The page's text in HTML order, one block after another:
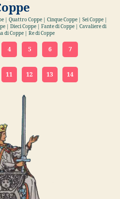
| Quattro Coppe | Cinque Coppe | Sei Coppe |
| Dieci Coppe | Fante di Coppe | Cavaliere di
di Coppe | Re di Coppe
4 5 6 7
11 12 13 14